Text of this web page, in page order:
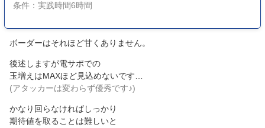
条件：実践時間6時間
ボーダーはそれほど甘くありません。
後述しますが電サポでの
玉増えはMAXほど見込めないです…
(アタッカーは変わらず優秀です♪)
かなり回らなければしっかり
期待値を取ることは難しいと